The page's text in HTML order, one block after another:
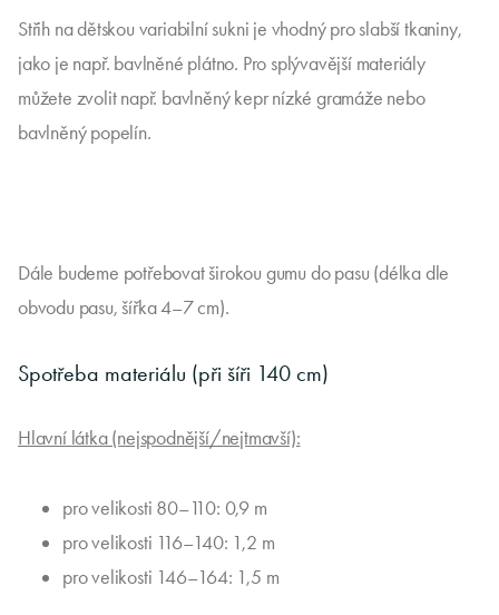
Střih na dětskou variabilní sukni je vhodný pro slabší tkaniny,
jako je např. bavlněné plátno. Pro splývavější materiály
můžete zvolit např. bavlněný kepr nízké gramáže nebo
bavlněný popelín.
Dále budeme potřebovat širokou gumu do pasu (délka dle
obvodu pasu, šířka 4–7 cm).
Spotřeba materiálu (při šíři 140 cm)
Hlavní látka (nejspodnější/nejtmavší):
pro velikosti 80–110: 0,9 m
pro velikosti 116–140: 1,2 m
pro velikosti 146–164: 1,5 m